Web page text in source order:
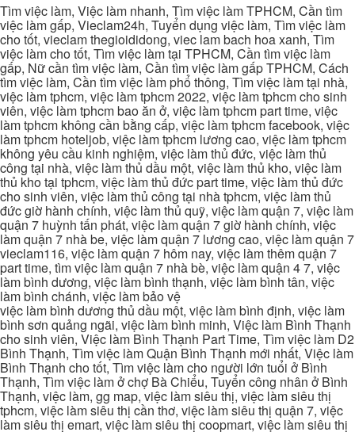
Tìm việc làm, Việc làm nhanh, Tìm việc làm TPHCM, Cần tìm
việc làm gấp, Vieclam24h, Tuyển dụng việc làm, Tìm việc làm
cho tốt, vieclam thegioididong, viec lam bach hoa xanh, Tìm
việc làm cho tốt, Tìm việc làm tại TPHCM, Cần tìm việc làm
gấp, Nữ cần tìm việc làm, Cần tìm việc làm gấp TPHCM, Cách
tìm việc làm, Cần tìm việc làm phổ thông, Tìm việc làm tại nhà,
việc làm tphcm, việc làm tphcm 2022, việc làm tphcm cho sinh
viên, việc làm tphcm bao ăn ở, việc làm tphcm part time, việc
làm tphcm không cần bằng cấp, việc làm tphcm facebook, việc
làm tphcm hoteljob, việc làm tphcm lương cao, việc làm tphcm
không yêu cầu kinh nghiệm, việc làm thủ đức, việc làm thủ
công tại nhà, việc làm thủ dầu một, việc làm thủ kho, việc làm
thủ kho tại tphcm, việc làm thủ đức part time, việc làm thủ đức
cho sinh viên, việc làm thủ công tại nhà tphcm, việc làm thủ
đức giờ hành chính, việc làm thủ quỹ, việc làm quận 7, việc làm
quận 7 huỳnh tấn phát, việc làm quận 7 giờ hành chính, việc
làm quận 7 nhà be, việc làm quận 7 lương cao, việc làm quận 7
vieclam116, việc làm quận 7 hôm nay, việc làm thêm quận 7
part time, tìm việc làm quận 7 nhà bè, việc làm quận 4 7, việc
làm bình dương, việc làm bình thạnh, việc làm bình tân, việc
làm bình chánh, việc làm bảo vệ
việc làm bình dương thủ dầu một, việc làm bình định, việc làm
bình sơn quảng ngãi, việc làm bình minh, Việc làm Bình Thạnh
cho sinh viên, Việc làm Bình Thạnh Part Time, Tìm việc làm D2
Bình Thạnh, Tìm việc làm Quận Bình Thạnh mới nhất, Việc làm
Bình Thạnh cho tốt, Tìm việc làm cho người lớn tuổi ở Bình
Thạnh, Tìm việc làm ở chợ Bà Chiểu, Tuyển công nhân ở Bình
Thạnh, việc làm, gg map, việc làm siêu thị, việc làm siêu thị
tphcm, việc làm siêu thị cần thơ, việc làm siêu thị quận 7, việc
làm siêu thị emart, việc làm siêu thị coopmart, việc làm siêu thị